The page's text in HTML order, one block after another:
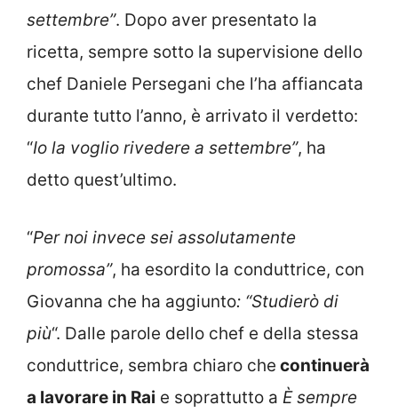
settembre”. Dopo aver presentato la
ricetta, sempre sotto la supervisione dello
chef Daniele Persegani che l’ha affiancata
durante tutto l’anno, è arrivato il verdetto:
“Io la voglio rivedere a settembre”, ha
detto quest’ultimo.
“Per noi invece sei assolutamente
promossa”, ha esordito la conduttrice, con
Giovanna che ha aggiunto: “Studierò di
più“. Dalle parole dello chef e della stessa
conduttrice, sembra chiaro che continuerà
a lavorare in Rai e soprattutto a È sempre